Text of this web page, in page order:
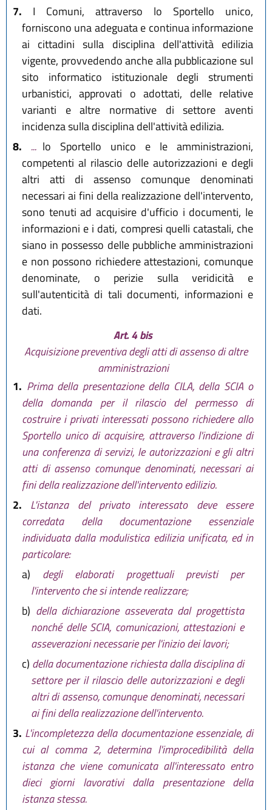
7. I Comuni, attraverso lo Sportello unico,
forniscono una adeguata e continua informazione
ai cittadini sulla disciplina dell'attività edilizia
vigente, provvedendo anche alla pubblicazione sul
sito informatico istituzionale degli strumenti
urbanistici, approvati o adottati, delle relative
varianti e altre normative di settore aventi
incidenza sulla disciplina dell'attività edilizia.
8.
... lo Sportello unico e le amministrazioni,
competenti al rilascio delle autorizzazioni e degli
altri atti di assenso comunque denominati
necessari ai fini della realizzazione dell'intervento,
sono tenuti ad acquisire d'ufficio i documenti, le
informazioni e i dati, compresi quelli catastali, che
siano in possesso delle pubbliche amministrazioni
e non possono richiedere attestazioni, comunque
denominate, o perizie sulla veridicità e
sull'autenticità di tali documenti, informazioni e
dati.
Art. 4 bis
Acquisizione preventiva degli atti di assenso di altre
amministrazioni
1. Prima della presentazione della CILA, della SCIA o
della domanda per il rilascio del permesso di
costruire i privati interessati possono richiedere allo
Sportello unico di acquisire, attraverso l'indizione di
una conferenza di servizi, le autorizzazioni e gli altri
atti di assenso comunque denominati, necessari ai
fini della realizzazione dell'intervento edilizio.
2. L'istanza del privato interessato deve essere
corredata della documentazione essenziale
individuata dalla modulistica edilizia unificata, ed in
particolare:
a)
degli elaborati progettuali previsti per
l'intervento che si intende realizzare;
b) della dichiarazione asseverata dal progettista
nonché delle SCIA, comunicazioni, attestazioni e
asseverazioni necessarie per l'inizio dei lavori;
c) della documentazione richiesta dalla disciplina di
settore per il rilascio delle autorizzazioni e degli
altri di assenso, comunque denominati, necessari
ai fini della realizzazione dell'intervento.
3. L'incompletezza della documentazione essenziale, di
cui al comma 2, determina l'improcedibilità della
istanza che viene comunicata all'interessato entro
dieci giorni lavorativi dalla presentazione della
istanza stessa.